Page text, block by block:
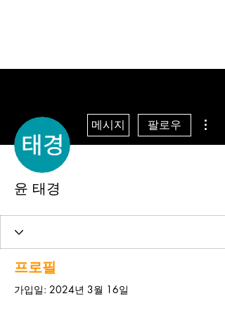
메시지 팔로우
윤 태경
프로필
가입일: 2024년 3월 16일